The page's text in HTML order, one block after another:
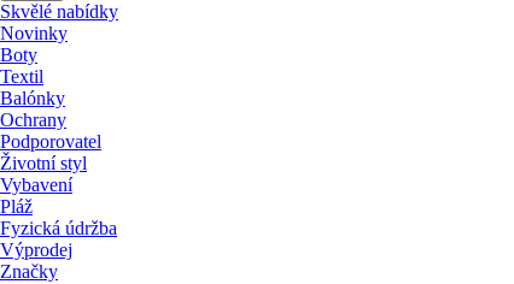
Skvělé nabídky
Novinky
Boty
Textil
Balónky
Ochrany
Podporovatel
Životní styl
Vybavení
Pláž
Fyzická údržba
Výprodej
Značky